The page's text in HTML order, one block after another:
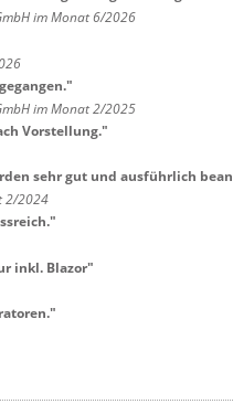
im Monat 6/2026
"
im Monat 2/2025
Vorstellung."
sehr gut und ausführlich
2/2024
"
inkl. Blazor"
"